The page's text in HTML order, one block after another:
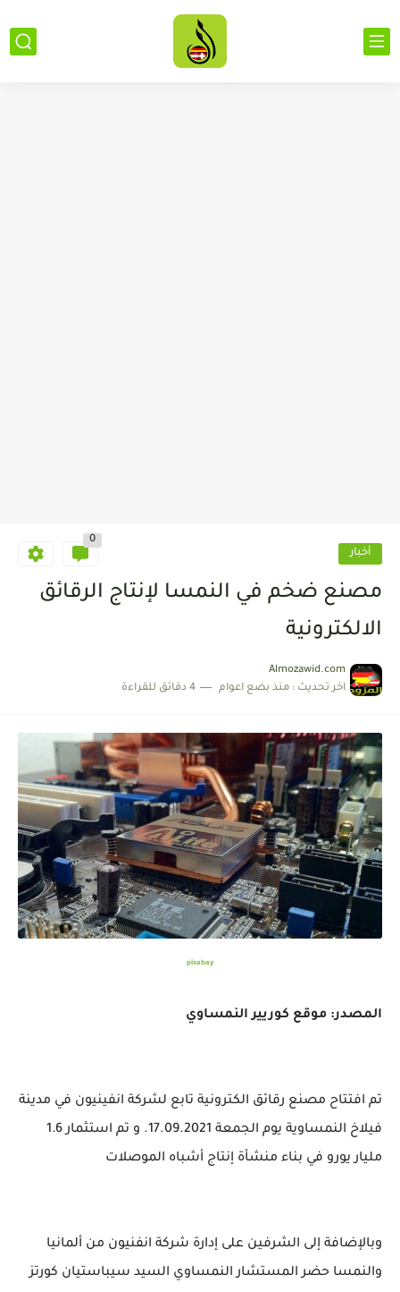
أخبار
0
مصنع ضخم في النمسا لإنتاج الرقائق
الالكترونية
Almozawid.com
اخر تحديث : منذ بضع اعوام 4 دقائق للقراءة
pixabay
المصدر: موقع كوريير النمساوي
تم افتتاح مصنع رقائق الكترونية تابع لشركة انفينيون في مدينة
فيلاخ النمساوية يوم الجمعة 17.09.2021. و تم استثمار 1.6
مليار يورو في بناء منشأة إنتاج أشباه الموصلات
وبالإضافة إلى الشرفين على إدارة شركة انفنيون من ألمانيا
والنمسا حضر المستشار النمساوي السيد سيباستيان كورتز